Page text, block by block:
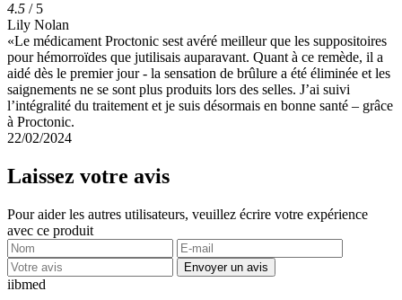
4.5 / 5
Lily Nolan
«Le médicament Proctonic sest avéré meilleur que les suppositoires
pour hémorroïdes que jutilisais auparavant. Quant à ce remède, il a
aidé dès le premier jour - la sensation de brûlure a été éliminée et les
saignements ne se sont plus produits lors des selles. J’ai suivi
l’intégralité du traitement et je suis désormais en bonne santé – grâce
à Proctonic.
22/02/2024
Laissez votre avis
Pour aider les autres utilisateurs, veuillez écrire votre expérience
avec ce produit
Envoyer un avis
iibmed